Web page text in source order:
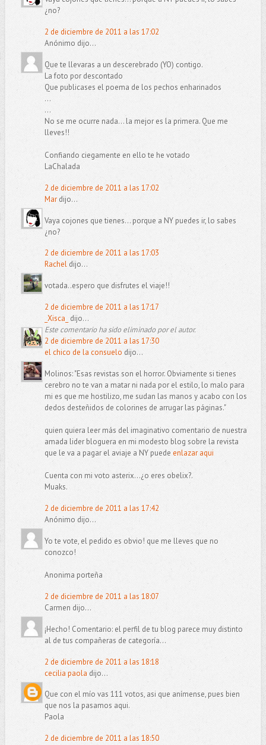
¿no?
2 de diciembre de 2011 a las 17:02
Anónimo dijo...
Que te llevaras a un descerebrado (YO) contigo.
La foto por descontado
Que publicases el poema de los pechos enharinados
...
...
No se me ocurre nada... la mejor es la primera. Que me
lleves!!
Confiando ciegamente en ello te he votado
LaChalada
2 de diciembre de 2011 a las 17:02
Mardijo...
Vaya cojones que tienes... porque a NY puedes ir, lo sabes
¿no?
2 de diciembre de 2011 a las 17:03
Racheldijo...
votada..espero que disfrutes el viaje!!
2 de diciembre de 2011 a las 17:17
_Xisca_ dijo...
Este comentario ha sido eliminado por el autor.
2 de diciembre de 2011 a las 17:30
el chico de la consuelo dijo...
Molinos: "Esas revistas son el horror. Obviamente si tienes
cerebro no te van a matar ni nada por el estilo, lo malo para
mi es que me hostilizo, me sudan las manos y acabo con los
dedos desteñidos de colorines de arrugar las páginas."
quien quiera leer más del imaginativo comentario de nuestra
amada lider bloguera en mi modesto blog sobre la revista
que le va a pagar el aviaje a NY puede enlazar aqui
Cuenta con mi voto asterix...¿o eres obelix?.
Muaks.
2 de diciembre de 2011 a las 17:42
Anónimo dijo...
Yo te vote, el pedido es obvio! que me lleves que no
conozco!
Anonima porteña
2 de diciembre de 2011 a las 18:07
Carmen dijo...
¡Hecho! Comentario: el perfil de tu blog parece muy distinto
al de tus compañeras de categoría...
2 de diciembre de 2011 a las 18:18
cecilia paola dijo...
Que con el mío vas 111 votos, asi que anímense, pues bien
que nos la pasamos aqui.
Paola
2 de diciembre de 2011 a las 18:50